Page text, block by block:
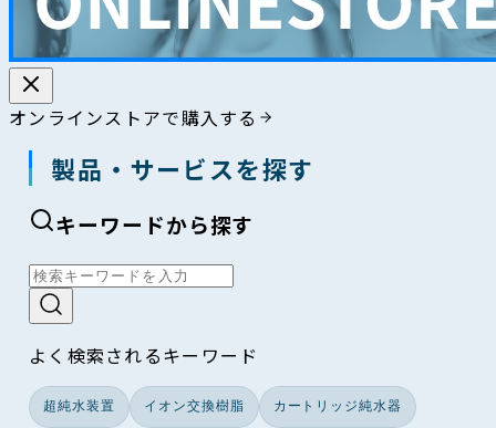
オンラインストアで購入する
製品・サービスを探す
キーワードから探す
よく検索されるキーワード
超純水装置 イオン交換樹脂 カートリッジ純水器